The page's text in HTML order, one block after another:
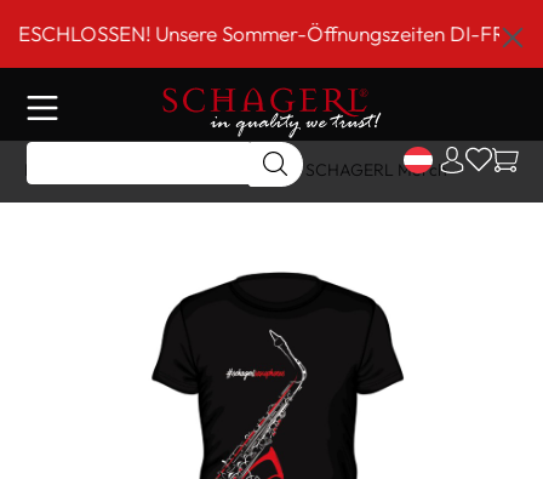
springenUnsere Sommer-Öffnungszeiten DI-FR 9 bis
Home Geschenk Artikel SCHAGERL Merch